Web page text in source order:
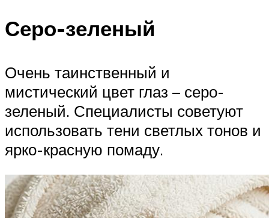
Серо-зеленый
Очень таинственный и
мистический цвет глаз – серо-
зеленый. Специалисты советуют
использовать тени светлых тонов и
ярко-красную помаду.